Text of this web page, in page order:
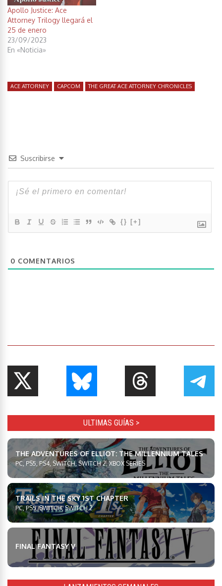
Apollo Justice: Ace
Attorney Trilogy llegará el
25 de enero
23/09/2023
En «Noticia»
ACE ATTORNEY CAPCOM THE GREAT ACE ATTORNEY CHRONICLES
Suscribirse
{} [+]
0 COMENTARIOS
ULTIMAS GUÍAS >
THE ADVENTURES OF ELLIOT: THE MILLENNIUM TALES
PC, PS5, PS4, SWITCH, SWITCH 2, XBOX SERIES
TRAILS IN THE SKY 1ST CHAPTER
PC, PS5, SWITCH, SWITCH 2
FINAL FANTASY V